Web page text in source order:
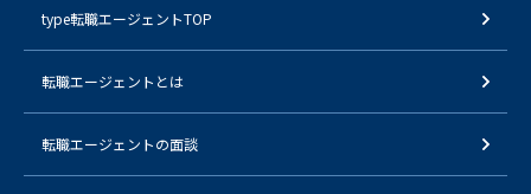
type転職エージェントTOP
転職エージェントとは
転職エージェントの面談